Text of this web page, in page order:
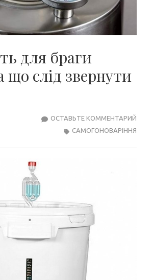
для браги
що слід звернути
ОСТАВЬТЕ КОММЕНТАРИЙ
САМОГОНОВАРІННЯ